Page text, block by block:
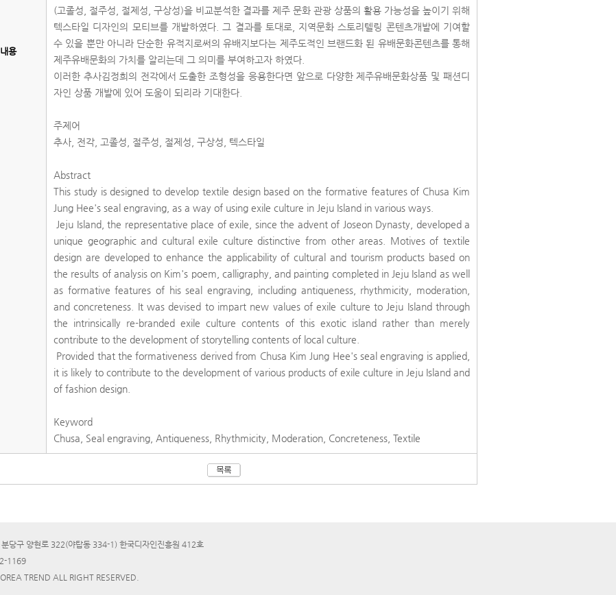
내용
(고졸성, 절주성, 절제성, 구상성)을 비교분석한 결과를 제주 문화 관광 상품의 활용 가능성을 높이기 위해
텍스타일 디자인의 모티브를 개발하였다. 그 결과를 토대로, 지역문화 스토리텔링 콘텐츠개발에 기여할
수 있을 뿐만 아니라 단순한 유적지로써의 유배지보다는 제주도적인 브랜드화 된 유배문화콘텐츠를 통해
제주유배문화의 가치를 알리는데 그 의미를 부여하고자 하였다.
이러한 추사김정희의 전각에서 도출한 조형성을 응용한다면 앞으로 다양한 제주유배문화상품 및 패션디
자인 상품 개발에 있어 도움이 되리라 기대한다.
주제어
추사, 전각, 고졸성, 절주성, 절제성, 구상성, 텍스타일
Abstract
This study is designed to develop textile design based on the formative features of Chusa Kim
Jung Hee's seal engraving, as a way of using exile culture in Jeju Island in various ways.
Jeju Island, the representative place of exile, since the advent of Joseon Dynasty, developed a
unique geographic and cultural exile culture distinctive from other areas. Motives of textile
design are developed to enhance the applicability of cultural and tourism products based on
the results of analysis on Kim's poem, calligraphy, and painting completed in Jeju Island as well
as formative features of his seal engraving, including antiqueness, rhythmicity, moderation,
and concreteness. It was devised to impart new values of exile culture to Jeju Island through
the intrinsically re-branded exile culture contents of this exotic island rather than merely
contribute to the development of storytelling contents of local culture.
Provided that the formativeness derived from Chusa Kim Jung Hee's seal engraving is applied,
it is likely to contribute to the development of various products of exile culture in Jeju Island and
of fashion design.
Keyword
Chusa, Seal engraving, Antiqueness, Rhythmicity, Moderation, Concreteness, Textile
당구 양현로 322(야탑동 334-1) 한국디자인진흥원 412호
1169
TREND ALL RIGHT RESERVED.